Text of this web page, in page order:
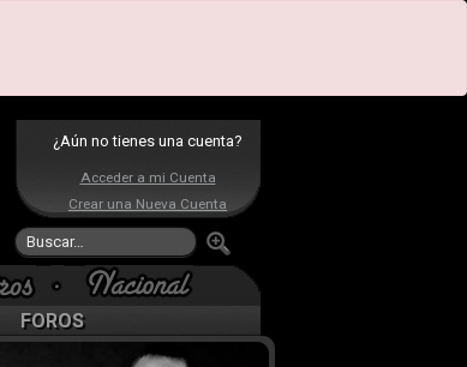
¿Aún no tienes una cuenta?
Acceder a mi Cuenta
Crear una Nueva Cuenta
FOROS